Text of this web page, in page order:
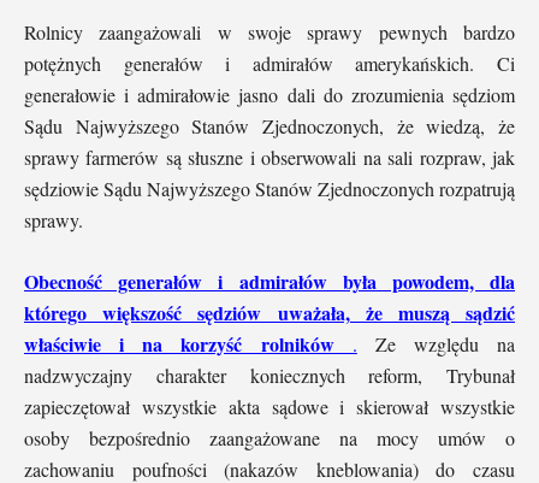
Rolnicy zaangażowali w swoje sprawy pewnych bardzo
potężnych generałów i admirałów amerykańskich. Ci
generałowie i admirałowie jasno dali do zrozumienia sędziom
Sądu Najwyższego Stanów Zjednoczonych, że wiedzą, że
sprawy farmerów są słuszne i obserwowali na sali rozpraw, jak
sędziowie Sądu Najwyższego Stanów Zjednoczonych rozpatrują
sprawy.
Obecność generałów i admirałów była powodem, dla
którego większość sędziów uważała, że ​​muszą sądzić
właściwie i na korzyść rolników. Ze względu na
nadzwyczajny charakter koniecznych reform, Trybunał
zapieczętował wszystkie akta sądowe i skierował wszystkie
osoby bezpośrednio zaangażowane na mocy umów o
zachowaniu poufności (nakazów kneblowania) do czasu